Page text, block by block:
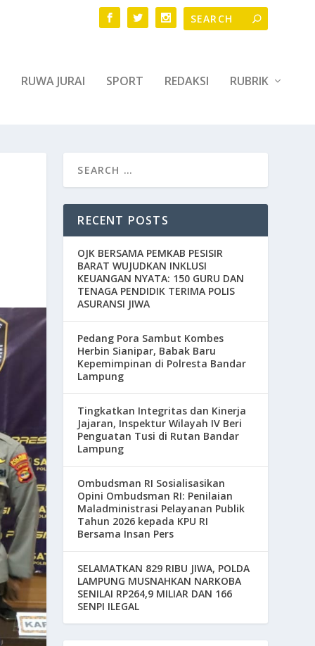
RUWA JURAI SPORT REDAKSI RUBRIK
RECENT POSTS
OJK BERSAMA PEMKAB PESISIR
BARAT WUJUDKAN INKLUSI
KEUANGAN NYATA: 150 GURU DAN
TENAGA PENDIDIK TERIMA POLIS
ASURANSI JIWA
Pedang Pora Sambut Kombes
Herbin Sianipar, Babak Baru
Kepemimpinan di Polresta Bandar
Lampung
Tingkatkan Integritas dan Kinerja
Jajaran, Inspektur Wilayah IV Beri
Penguatan Tusi di Rutan Bandar
Lampung
Ombudsman RI Sosialisasikan
Opini Ombudsman RI: Penilaian
Maladministrasi Pelayanan Publik
Tahun 2026 kepada KPU RI
Bersama Insan Pers
SELAMATKAN 829 RIBU JIWA, POLDA
LAMPUNG MUSNAHKAN NARKOBA
SENILAI RP264,9 MILIAR DAN 166
SENPI ILEGAL